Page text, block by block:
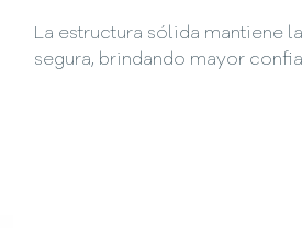
La estructura sólida mantiene
segura, brindando mayor